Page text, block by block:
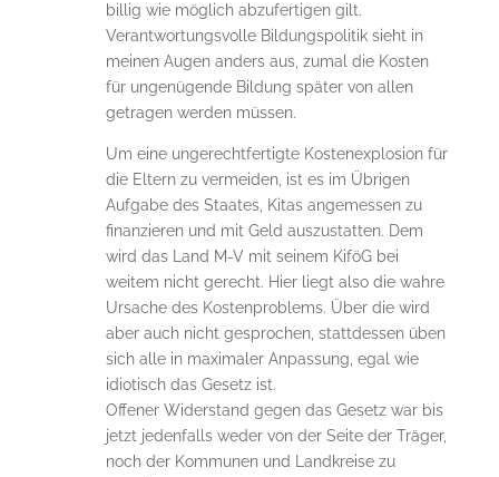
billig wie möglich abzufertigen gilt.
Verantwortungsvolle Bildungspolitik sieht in
meinen Augen anders aus, zumal die Kosten
für ungenügende Bildung später von allen
getragen werden müssen.
Um eine ungerechtfertigte Kostenexplosion für
die Eltern zu vermeiden, ist es im Übrigen
Aufgabe des Staates, Kitas angemessen zu
finanzieren und mit Geld auszustatten. Dem
wird das Land M-V mit seinem KiföG bei
weitem nicht gerecht. Hier liegt also die wahre
Ursache des Kostenproblems. Über die wird
aber auch nicht gesprochen, stattdessen üben
sich alle in maximaler Anpassung, egal wie
idiotisch das Gesetz ist.
Offener Widerstand gegen das Gesetz war bis
jetzt jedenfalls weder von der Seite der Träger,
noch der Kommunen und Landkreise zu